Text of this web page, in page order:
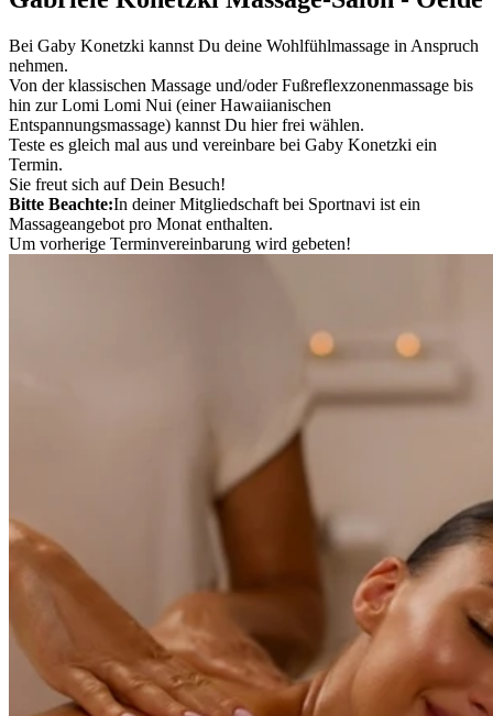
Bei Gaby Konetzki kannst Du deine Wohlfühlmassage in Anspruch
nehmen.
Von der klassischen Massage und/oder Fußreflexzonenmassage bis
hin zur Lomi Lomi Nui (einer Hawaiianischen
Entspannungsmassage) kannst Du hier frei wählen.
Teste es gleich mal aus und vereinbare bei Gaby Konetzki ein
Termin.
Sie freut sich auf Dein Besuch!
Bitte Beachte:In deiner Mitgliedschaft bei Sportnavi ist ein
Massageangebot pro Monat enthalten.
Um vorherige Terminvereinbarung wird gebeten!